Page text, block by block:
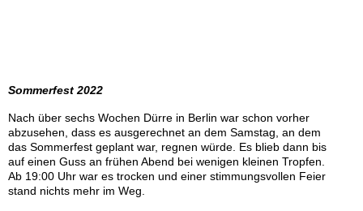
Sommerfest 2022
Nach über sechs Wochen Dürre in Berlin war schon vorher
abzusehen, dass es ausgerechnet an dem Samstag, an dem
das Sommerfest geplant war, regnen würde. Es blieb dann bis
auf einen Guss an frühen Abend bei wenigen kleinen Tropfen.
Ab 19:00 Uhr war es trocken und einer stimmungsvollen Feier
stand nichts mehr im Weg.